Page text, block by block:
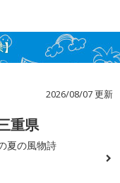
2026/08/07 更新
重県
夏の風物詩